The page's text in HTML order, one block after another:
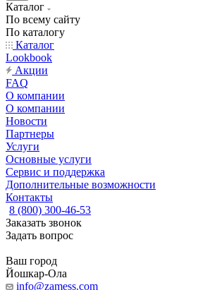
Каталог
По всему сайту
По каталогу
Каталог
Lookbook
Акции
FAQ
О компании
О компании
Новости
Партнеры
Услуги
Основные услуги
Сервис и поддержка
Дополнительные возможности
Контакты
8 (800) 300-46-53
Заказать звонок
Задать вопрос
Ваш город
Йошкар-Ола
info@zamess.com